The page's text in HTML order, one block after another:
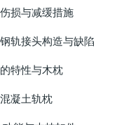
损与减缓措施
轨接头构造与缺陷
特性与木枕
凝土轨枕